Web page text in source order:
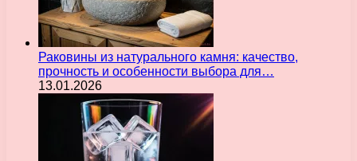
Раковины из натурального камня: качество,
прочность и особенности выбора для…
13.01.2026